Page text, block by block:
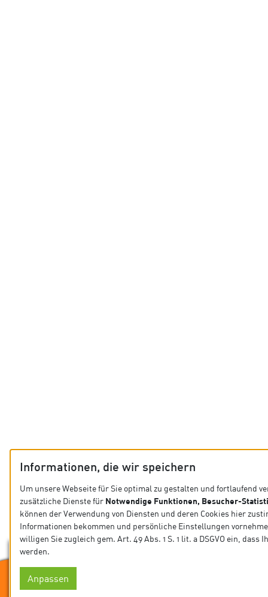
Informationen, die wir speichern
Um unsere Webseite für Sie optimal zu gestalten und fortlaufend
zusätzliche Dienste für Notwendige Funktionen, Besucher-
können der Verwendung von Diensten und deren Cookies hier
Informationen bekommen und persönliche Einstellungen
willigen Sie zugleich gem. Art. 49 Abs. 1 S. 1 lit. a DSGVO ein, dass
werden.
Anpassen